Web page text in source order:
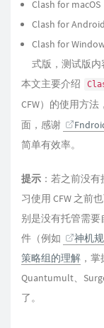
Clash for macOS
Clash for
Clash for
式版，测试版内
本文主要介绍
CFW）的使用方法
面，感谢
简单有效率。
提示 ：若之前没
习使用 CFW 之前
别是没有托管需
件（例如
神机
策略组的理解 ，
Quantumult、
了。